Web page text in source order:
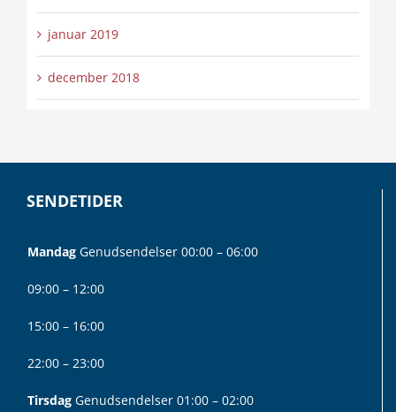
januar 2019
december 2018
SENDETIDER
Mandag Genudsendelser 00:00 – 06:00
09:00 – 12:00
15:00 – 16:00
22:00 – 23:00
Tirsdag Genudsendelser 01:00 – 02:00